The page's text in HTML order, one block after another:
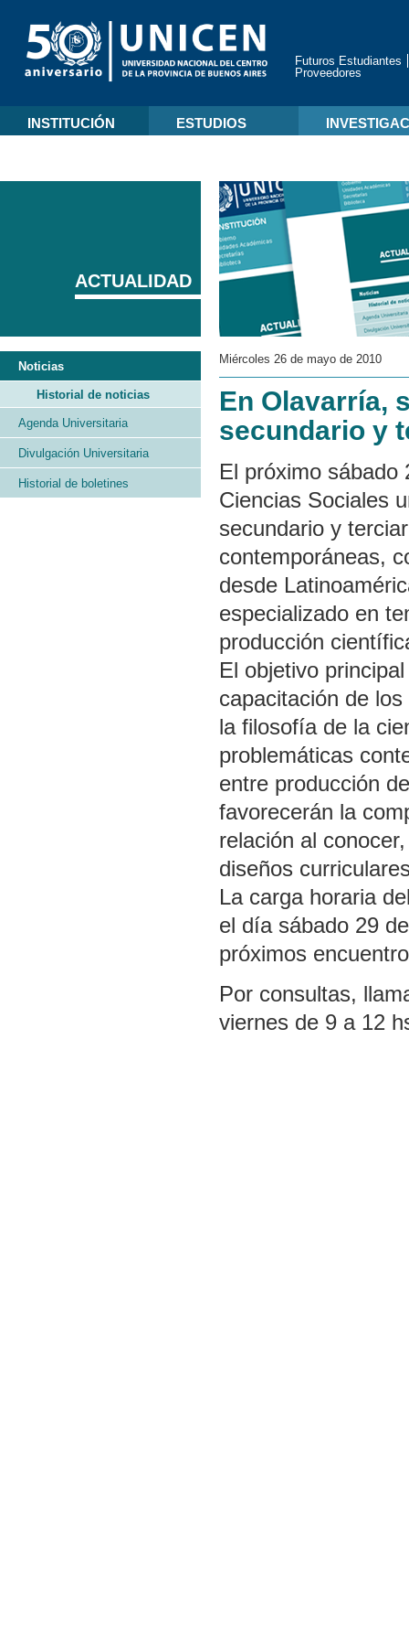
Futuros Estudiantes
Proveedores
INSTITUCIÓN ESTUDIOS
Miércoles 26 de mayo de 2010
En Olavarría,
secundario y
El próximo sábado
Ciencias Sociales
secundario y
contemporáneas,
desde
especializado en
producción
El objetivo
capacitación de
la filosofía de la
problemáticas
entre producción
favorecerán la
relación al
diseños
La carga horaria
el día sábado 29
próximos
Por consultas,
viernes de 9 a 12
ACTUALIDAD
Noticias
Historial de noticias
Agenda Universitaria
Divulgación Universitaria
Historial de boletines